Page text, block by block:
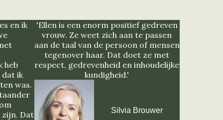
en ik
heb
dat ik
was.
zijn. Dat
'Ellen is een enorm positief gedreven
vrouw. Ze weet zich aan te passen
aan de taal van de persoon of mensen
tegenover haar. Dat doet ze met
respect, gedrevenheid en inhoudelijke
kundigheid.'
Silvia Brouwer